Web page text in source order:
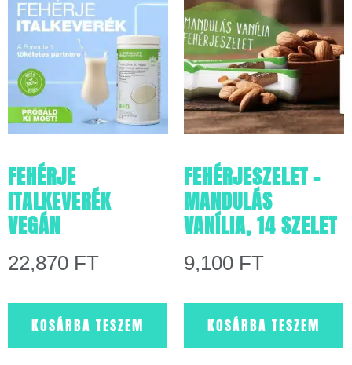
FEHÉRJE
ITALKEVERÉK
VEGÁN
22,870 FT
KOSÁRBA TESZEM
FEHÉRJESZELET –
MANDULÁS
VANÍLIA, 14 SZELET
9,100 FT
KOSÁRBA TESZEM